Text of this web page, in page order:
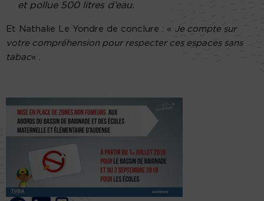
et pollue 500 litres d’eau.
Et Nathalie Le Yondre de conclure : « Je compte sur
votre compréhension pour respecter ces espaces sans
tabac« .